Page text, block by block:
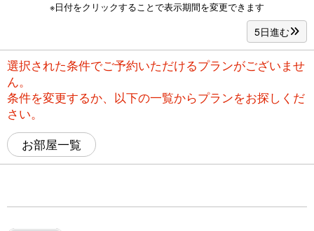
※日付をクリックすることで表示期間を変更できます
5日進む
選択された条件でご予約いただけるプランがございませ
ん。
条件を変更するか、以下の一覧からプランをお探しくだ
さい。
お部屋一覧